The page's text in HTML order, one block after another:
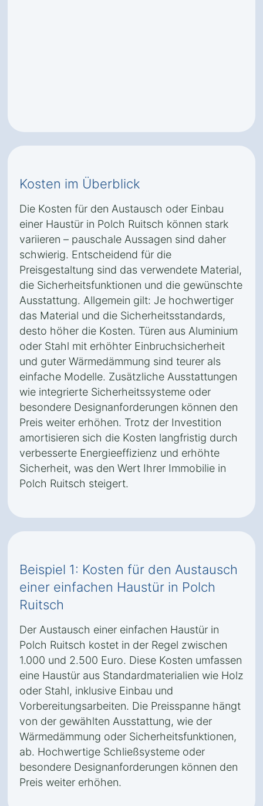
Kosten im Überblick
Die Kosten für den Austausch oder Einbau
einer Haustür in Polch Ruitsch können stark
variieren – pauschale Aussagen sind daher
schwierig. Entscheidend für die
Preisgestaltung sind das verwendete Material,
die Sicherheitsfunktionen und die gewünschte
Ausstattung. Allgemein gilt: Je hochwertiger
das Material und die Sicherheitsstandards,
desto höher die Kosten. Türen aus Aluminium
oder Stahl mit erhöhter Einbruchsicherheit
und guter Wärmedämmung sind teurer als
einfache Modelle. Zusätzliche Ausstattungen
wie integrierte Sicherheitssysteme oder
besondere Designanforderungen können den
Preis weiter erhöhen. Trotz der Investition
amortisieren sich die Kosten langfristig durch
verbesserte Energieeffizienz und erhöhte
Sicherheit, was den Wert Ihrer Immobilie in
Polch Ruitsch steigert.
Beispiel 1: Kosten für den Austausch
einer einfachen Haustür in Polch
Ruitsch
Der Austausch einer einfachen Haustür in
Polch Ruitsch kostet in der Regel zwischen
1.000 und 2.500 Euro. Diese Kosten umfassen
eine Haustür aus Standardmaterialien wie Holz
oder Stahl, inklusive Einbau und
Vorbereitungsarbeiten. Die Preisspanne hängt
von der gewählten Ausstattung, wie der
Wärmedämmung oder Sicherheitsfunktionen,
ab. Hochwertige Schließsysteme oder
besondere Designanforderungen können den
Preis weiter erhöhen.